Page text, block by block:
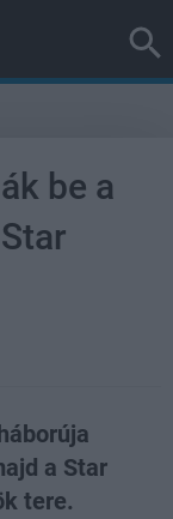
be a
a Star
tere.